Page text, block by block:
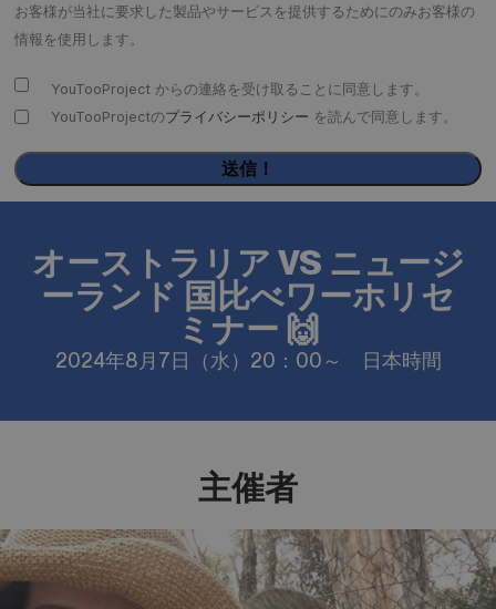
お客様が当社に要求した製品やサービスを提供するためにのみお客様の
情報を使用します。
YouTooProject からの連絡を受け取ることに同意します。
YouTooProjectのプライバシーポリシー を読んで同意します。
オーストラリア VS ニュージ
ーランド 国比べワーホリセ
ミナー 🙌
2024年8月7日（水）20：00～ 日本時間
主催者